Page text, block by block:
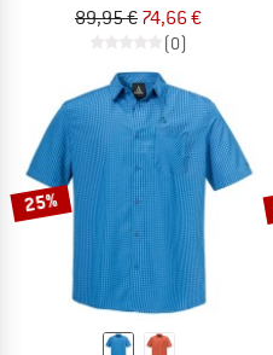
89,95 € 74,66 €
(0)
25%